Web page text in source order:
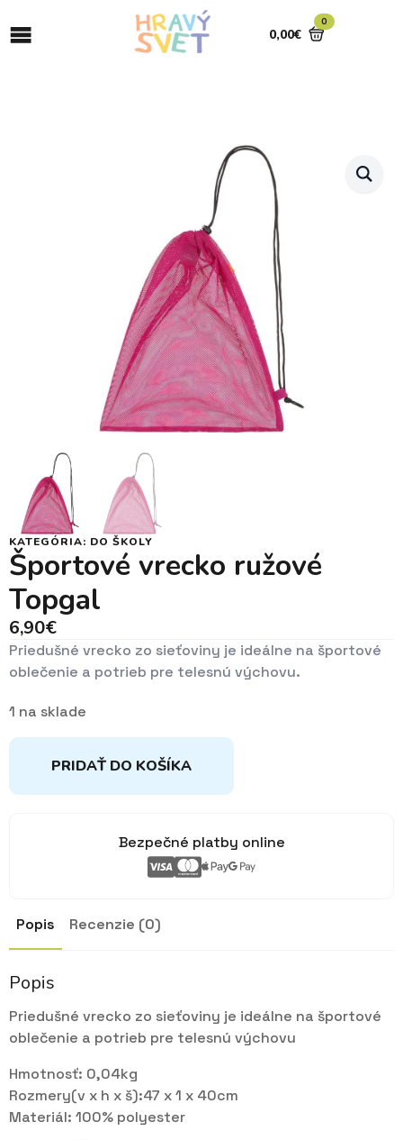
0,00€
0
KATEGÓRIA: DO ŠKOLY
Športové vrecko ružové
Topgal
6,90€
Priedušné vrecko zo sieťoviny je ideálne na športové
oblečenie a potrieb pre telesnú výchovu.
1 na sklade
PRIDAŤ DO KOŠÍKA
Bezpečné platby online
Popis Recenzie (0)
Popis
Priedušné vrecko zo sieťoviny je ideálne na športové
oblečenie a potrieb pre telesnú výchovu
Hmotnosť: 0,04kg
Rozmery(v x h x š):47 x 1 x 40cm
Materiál: 100% polyester